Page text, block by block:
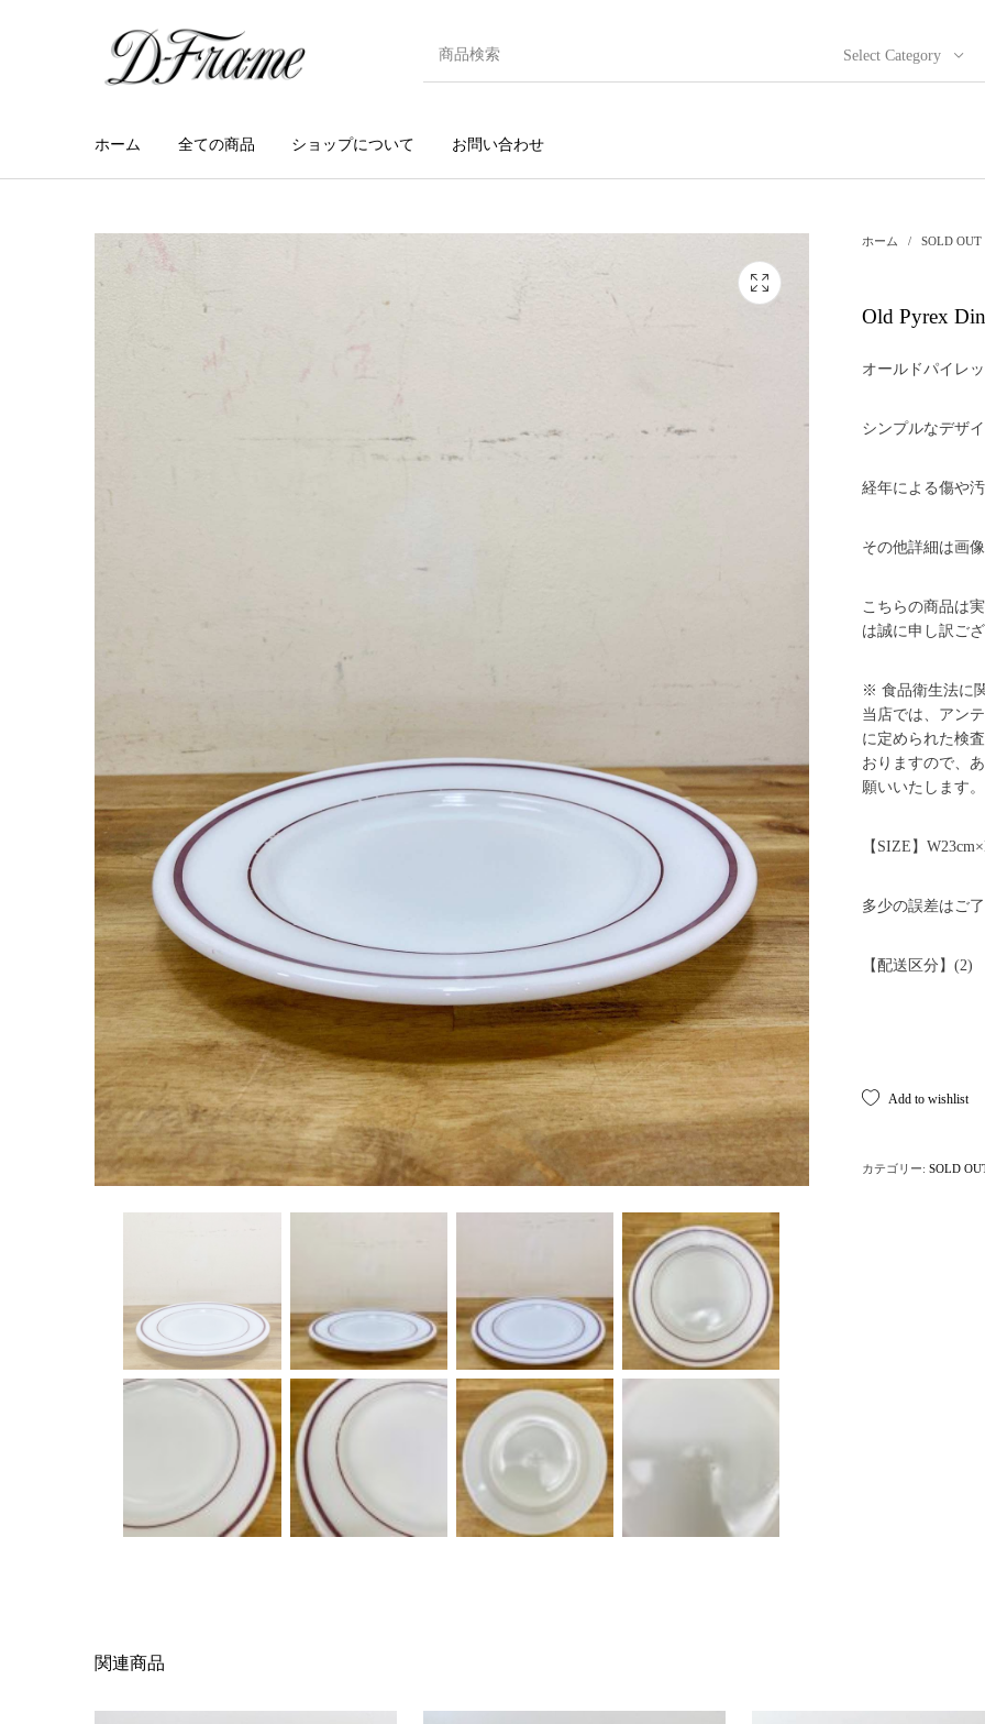
Select Category
ホーム 全ての商品 ショップについて お問い合わせ
ホーム / SOLD OUT
Old Pyrex
オールドパイレ
シンプルなデザ
経年による傷や
その他詳細は画
こちらの商品は
は誠に申し訳ご
※ 食品衛生法に
当店では、アン
に定められた検
おりますので、
願いいたします。
【SIZE】
多少の誤差はご
【配送区分】(2)
Add to wishlist
カテゴリー: SOLD
関連商品